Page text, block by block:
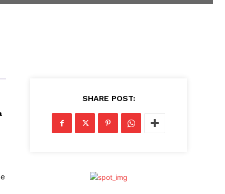
SHARE POST: